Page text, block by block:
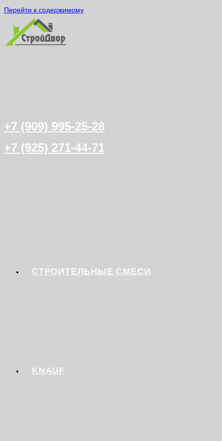
Перейти к содержимому
+7 (909) 995-25-28
+7 (925) 271-44-71
СТРОИТЕЛЬНЫЕ СМЕСИ
KNAUF